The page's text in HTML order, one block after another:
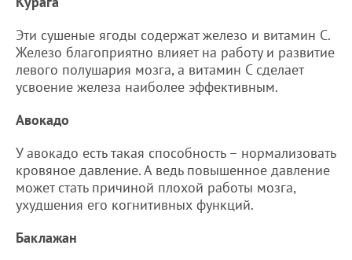
Эти сушеные ягоды содержат железо и витамин С.
Железо благоприятно влияет на работу и развитие
левого полушария мозга, а витамин С сделает
усвоение железа наиболее эффективным.
Авокадо
У авокадо есть такая способность – нормализовать
кровяное давление. А ведь повышенное давление
может стать причиной плохой работы мозга,
ухудшения его когнитивных функций.
Баклажан